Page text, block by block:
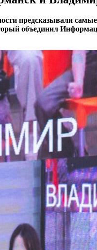
предсказывали
объединил